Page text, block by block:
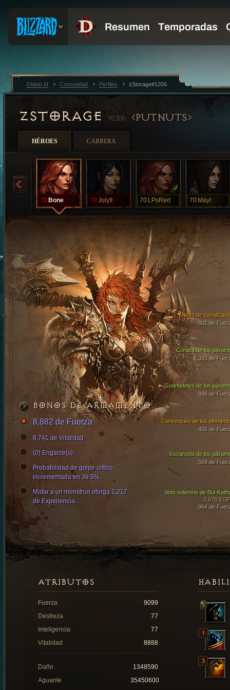
ZSTORAGE #1206 PUTNUTS
HÉROES CARRERA
70 Bone 70JulyII 70 LPsRed 70 MayI
Coraza de los
1,393 de
Guanteletes de los
899 de
Manto de
601 de
Escarcela de los
569 de
Voto solemne de Bul-
2,678.8
964 de
Convención de los
466 de
BONOS DE ARMAMENTO
8,882 de Fuerza
8,741 de Vitalidad
(0) Engarce(s)
Probabilidad de golpe crítico
incrementada en 39.5%.
Matar a un monstruo otorga 1,217
de Experiencia.
ATRIBUTOS
Fuerza
9099
Destreza
77
Inteligencia
77
Vitalidad
8888
Daño
1348590
Aguante
35450600
Diablo III Comunidad Perfiles zStorage#1206